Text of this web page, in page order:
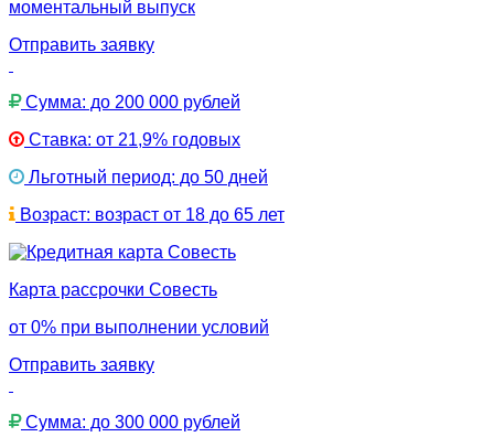
моментальный выпуск
Отправить заявку
Сумма: до 200 000 рублей
Ставка: от 21,9% годовых
Льготный период: до 50 дней
Возраст: возраст от 18 до 65 лет
Карта рассрочки Совесть
от 0% при выполнении условий
Отправить заявку
Сумма: до 300 000 рублей